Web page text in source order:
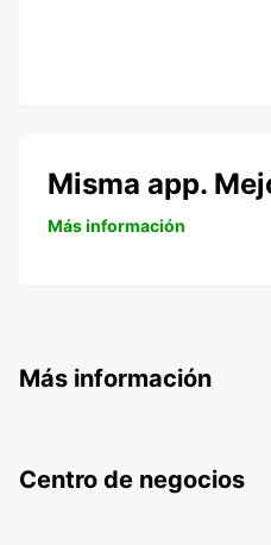
Misma app.
Más información
Más información
Centro de negocios